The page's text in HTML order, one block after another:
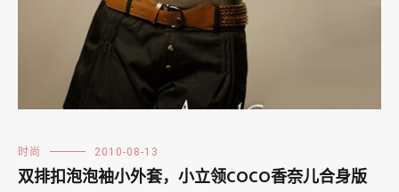
时尚 2010-08-13
双排扣泡泡袖小外套，小立领COCO香奈儿合身版